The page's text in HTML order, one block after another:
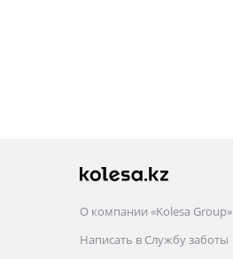
О компании «Kolesa Group»
Написать в Службу заботы